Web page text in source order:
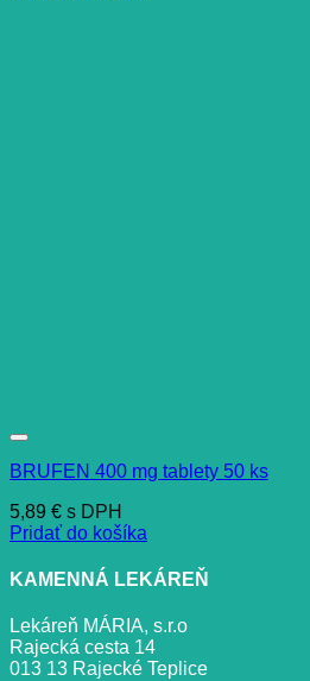
BRUFEN 400 mg tablety 50 ks
5,89 € s DPH
Pridať do košíka
KAMENNÁ LEKÁREŇ
Lekáreň MÁRIA, s.r.o
Rajecká cesta 14
013 13 Rajecké Teplice